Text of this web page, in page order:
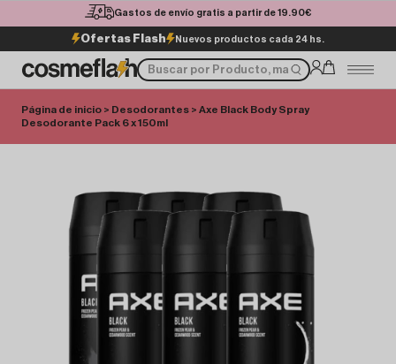
Gastos de envío gratis a partir de 19.90€
Ofertas Flash Nuevos productos cada 24 hs.
Página de inicio > Desodorantes > Axe Black Body Spray
Desodorante Pack 6 x 150ml